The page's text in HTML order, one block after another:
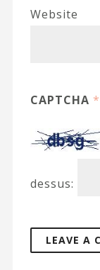
Website
CAPTCHA *
dessus: